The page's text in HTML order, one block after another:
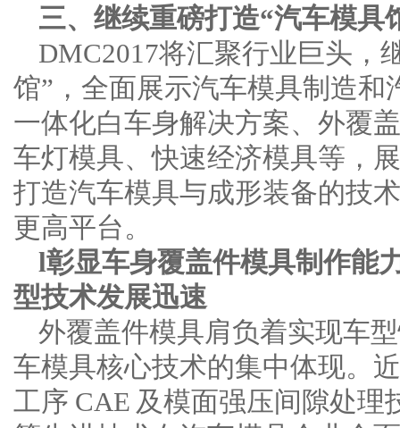
三、继续重磅打造“汽车模具
DMC2017将汇聚行业巨头
馆”，全面展示汽车模具制造
一体化白车身解决方案、外覆
车灯模具、快速经济模具等，
打造汽车模具与成形装备的技
更高平台。
l彰显车身覆盖件模具制作能
型技术发展迅速
外覆盖件模具肩负着实现车
车模具核心技术的集中体现。
工序 CAE 及模面强压间隙处